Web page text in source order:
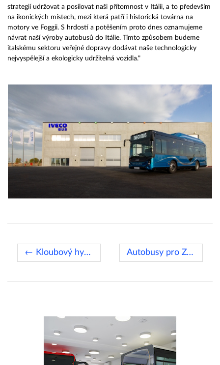
strategií udržovat a posilovat naši přítomnost v Itálii, a to především
na ikonických místech, mezi která patří i historická továrna na
motory ve Foggii. S hrdostí a potěšením proto dnes oznamujeme
návrat naší výroby autobusů do Itálie. Tímto způsobem budeme
italskému sektoru veřejné dopravy dodávat naše technologicky
nejvyspělejší a ekologicky udržitelná vozidla."
← Kloubový hybridní Urbanway Autobusy pro Zvolen →